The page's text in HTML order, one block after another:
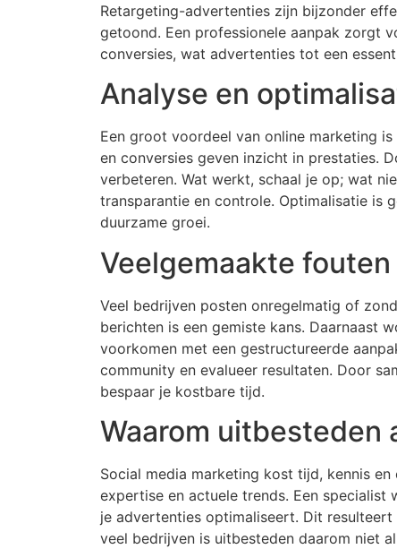
Retargeting-advertenties zijn bijzonder
getoond. Een professionele aanpak zorgt
conversies, wat advertenties tot een
Analyse en
Een groot voordeel van online marketing
en conversies geven inzicht in prestaties.
verbeteren. Wat werkt, schaal je op; wat
transparantie en controle. Optimalisatie is
duurzame groei.
Veelgemaakte
Veel bedrijven posten onregelmatig of
berichten is een gemiste kans. Daarnaast
voorkomen met een gestructureerde
community en evalueer resultaten. Door
bespaar je kostbare tijd.
Waarom uitbesteden
Social media marketing kost tijd, kennis
expertise en actuele trends. Een
je advertenties optimaliseert. Dit
veel bedrijven is uitbesteden daarom niet